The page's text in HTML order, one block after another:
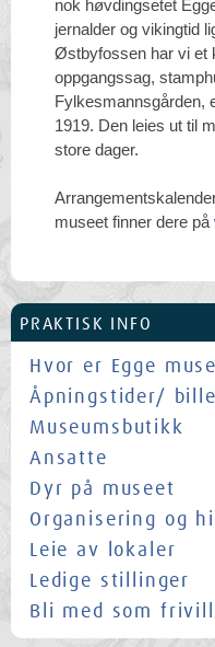
nok høvdingsetet
jernalder og vikingtid
Østbyfossen har vi et
oppgangssag,
Fylkesmannsgården,
1919. Den leies ut til
store dager.
museet finner dere på
PRAKTISK INFO
Hvor er Egge
Åpningstider/
Museumsbutikk
Ansatte
Dyr på museet
Organisering og
Leie av lokaler
Ledige stillinger
Bli med som